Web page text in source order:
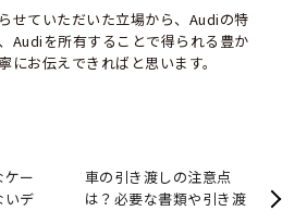
せていただいた立場から、Audiの特
Audiを所有することで得られる豊か
にお伝えできればと思います。
ー
いデ
車の引き渡しの注意点
は？必要な書類や引き渡